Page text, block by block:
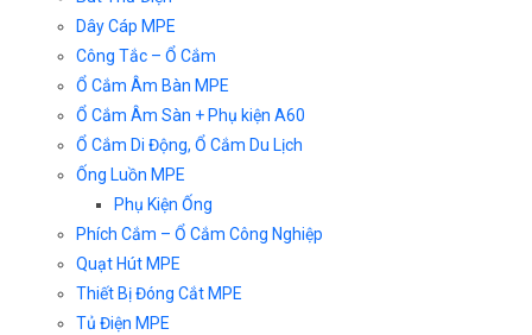
Dây Cáp MPE
Công Tắc – Ổ Cắm
Ổ Cắm Âm Bàn MPE
Ổ Cắm Âm Sàn + Phụ kiện A60
Ổ Cắm Di Động, Ổ Cắm Du Lịch
Ống Luồn MPE
Phụ Kiện Ống
Phích Cắm – Ổ Cắm Công Nghiệp
Quạt Hút MPE
Thiết Bị Đóng Cắt MPE
Tủ Điện MPE